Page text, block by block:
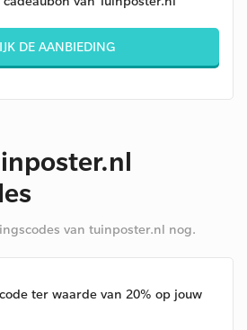
DE AANBIEDING
van tuinposter.nl nog.
ter waarde van 20% op jouw